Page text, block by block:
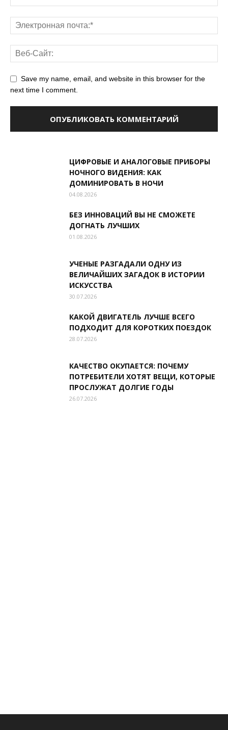
Save my name, email, and website in this browser for the
next time I comment.
ЦИФРОВЫЕ И АНАЛОГОВЫЕ ПРИБОРЫ
НОЧНОГО ВИДЕНИЯ: КАК
ДОМИНИРОВАТЬ В НОЧИ
04.08.2026
БЕЗ ИННОВАЦИЙ ВЫ НЕ СМОЖЕТЕ
ДОГНАТЬ ЛУЧШИХ
01.08.2026
УЧЕНЫЕ РАЗГАДАЛИ ОДНУ ИЗ
ВЕЛИЧАЙШИХ ЗАГАДОК В ИСТОРИИ
ИСКУССТВА
30.07.2026
КАКОЙ ДВИГАТЕЛЬ ЛУЧШЕ ВСЕГО
ПОДХОДИТ ДЛЯ КОРОТКИХ ПОЕЗДОК
28.07.2026
КАЧЕСТВО ОКУПАЕТСЯ: ПОЧЕМУ
ПОТРЕБИТЕЛИ ХОТЯТ ВЕЩИ, КОТОРЫЕ
ПРОСЛУЖАТ ДОЛГИЕ ГОДЫ
26.07.2026